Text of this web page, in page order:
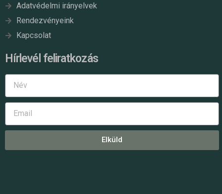
Adatvédelmi irányelvek
Rendezvényeink
Kapcsolat
Hírlevél feliratkozás
Elküld